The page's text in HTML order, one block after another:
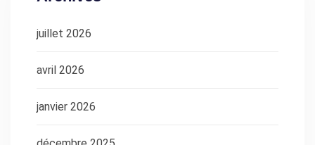
juillet 2026
avril 2026
janvier 2026